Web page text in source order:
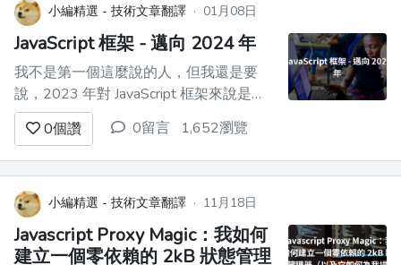
小編精選 - 技術文章翻譯 · 01月08日
JavaScript 框架 - 邁向 2024 年
我不是第一個這麼說的人，但我還是要
說，2023 年對 JavaScript 框架來說是個
不平凡的一年。我們一直在關注的新技術
最終顯示出它們可以交付，而舊框架正在
復興，如果您不注意，您可能會錯過一個
相當重大的轉變。 我預計 2024 年將繼
續出現更大的全面變化。這次不是新技
術，而是精細化。既然基...
0個讚 0留言 1,652瀏覽
小編精選 - 技術文章翻譯 · 11月18日
Javascript Proxy Magic：我如何
建立一個零依賴的 2kB 狀態管理